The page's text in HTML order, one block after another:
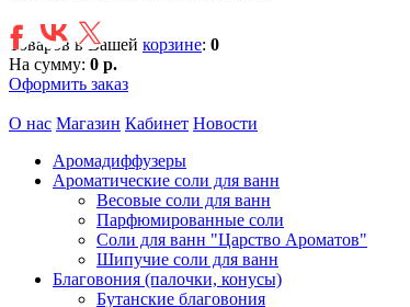
Товаров в Вашей корзине: 0
На сумму: 0 р.
Оформить заказ
О нас Магазин Кабинет Новости
Аромадиффузеры
Ароматические соли для ванн
Весовые соли для ванн
Парфюмированные соли
Соли для ванн "Царство Ароматов"
Шипучие соли для ванн
Благовония (палочки, конусы)
Бутанские благовония